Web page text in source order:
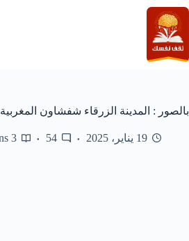
التجاوز
إلى
المحتوى
بالصور : المدينة الزرقاء شفشاون المغربية
19 يناير، 2025 54
3 mins